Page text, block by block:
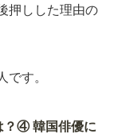
押しした理由の
です。
？④ 韓国俳優に